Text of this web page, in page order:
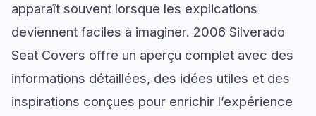
apparaît souvent lorsque les explications
deviennent faciles à imaginer. 2006 Silverado
Seat Covers offre un aperçu complet avec des
informations détaillées, des idées utiles et des
inspirations conçues pour enrichir l’expérience